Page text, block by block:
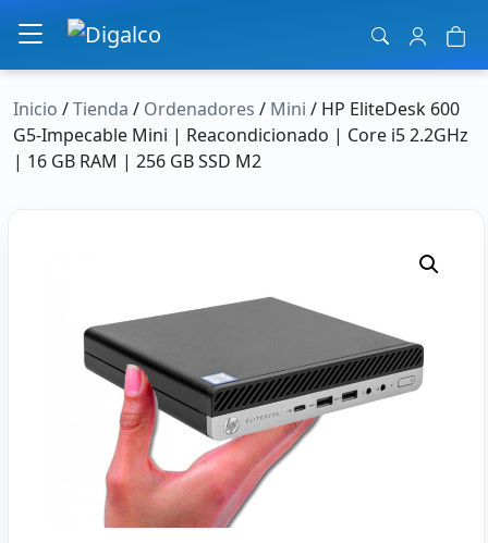
Navegación principal
Inicio /Tienda / Ordenadores / Mini / HP EliteDesk 600
G5-Impecable Mini | Reacondicionado | Core i5 2.2GHz
| 16 GB RAM | 256 GB SSD M2